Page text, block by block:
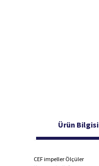
Ürün Bilgisi
CEF impeller Ölçüler